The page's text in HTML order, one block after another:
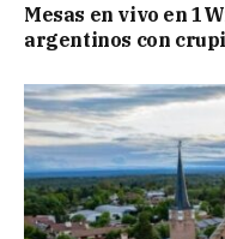
Mesas en vivo en
argentinos con